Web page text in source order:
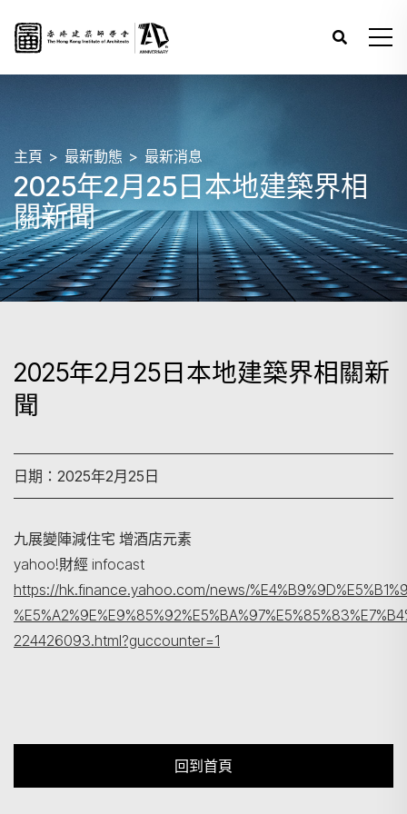
主頁 最新動態 最新消息
2025年2月25日本地建築界相
關新聞
2025年2月25日本地建築界相關新
聞
日期：2025年2月25日
九展變陣減住宅 增酒店元素
yahoo!財經 infocast
https://hk.finance.yahoo.com/news/
224426093.html?guccounter=1
回到首頁